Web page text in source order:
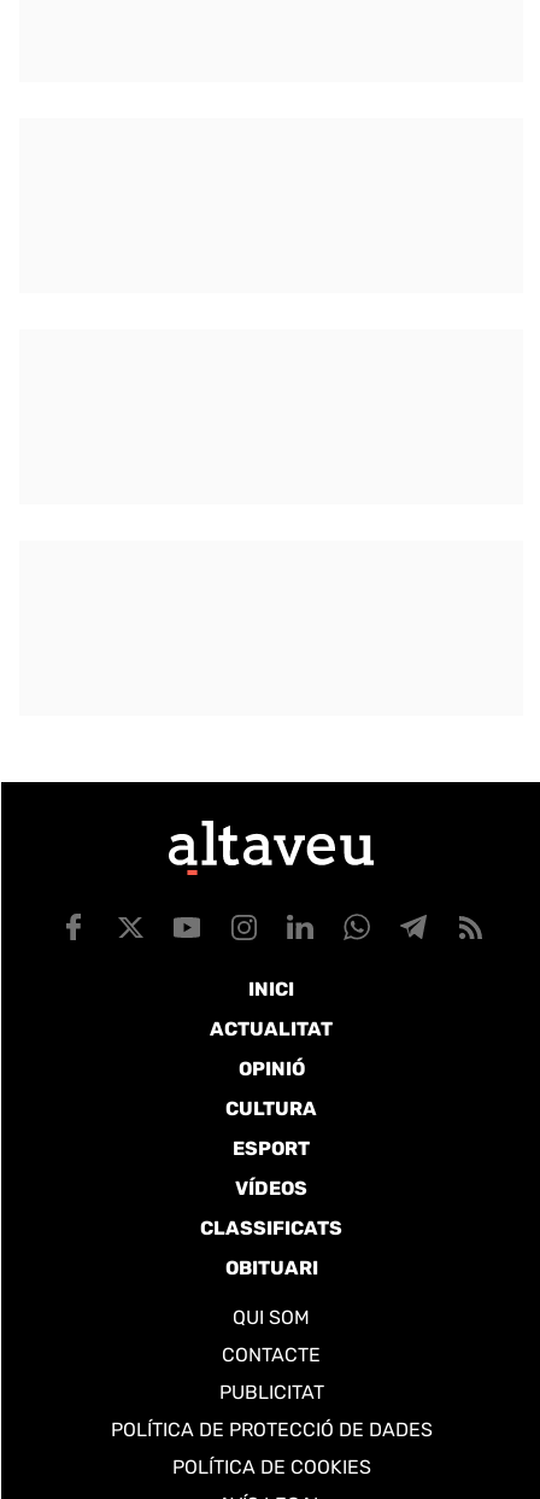
INICI
ACTUALITAT
OPINIÓ
CULTURA
ESPORT
VÍDEOS
CLASSIFICATS
OBITUARI
QUI SOM
CONTACTE
PUBLICITAT
POLÍTICA DE PROTECCIÓ DE DADES
POLÍTICA DE COOKIES